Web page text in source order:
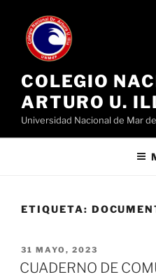
contenido
COLEGIO
ARTURO U.
Universidad Nacional de Mar
ETIQUETA:
PUBLICADO
EL
31 MAYO, 2023
CUADERNO DE